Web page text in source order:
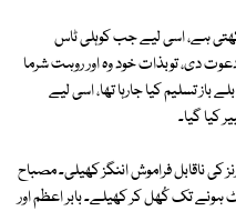
ہے، اسی لیے جب کوہلی ٹاس
دی، توبذات خود وہ اور روہت شرما
باز تسلیم کیا جارہا تھا، اسی لیے
کیا گیا۔
نیوی کے سابق سیلر فخر زمان نے 114رنز کی ناقابل فراموش اننگز کھیلی۔ مصباح
ہونے تک کُھل کر کھیلے۔ بابر اعظم اور